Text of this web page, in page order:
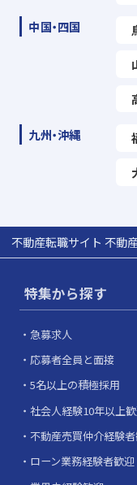
中国・四国
九州・沖縄
不動産転職サイト 不動
特集から探す
急募求人
応募者全員と面接
5名以上の積極採用
社会人経験10年以上
不動産売買仲介経験
ローン業務経験者歓迎